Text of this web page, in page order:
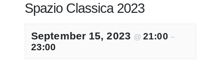
Spazio Classica 2023
September 15, 2023 @21:00 –
23:00